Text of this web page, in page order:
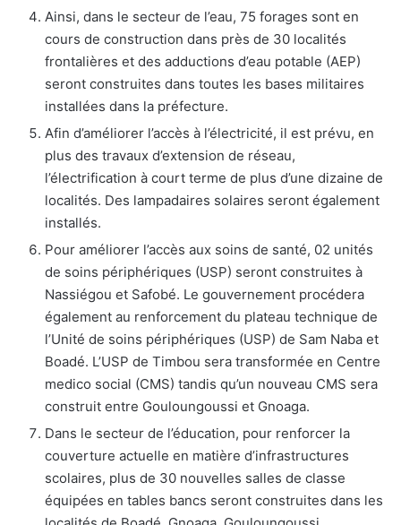
Ainsi, dans le secteur de l’eau, 75 forages sont en
cours de construction dans près de 30 localités
frontalières et des adductions d’eau potable (AEP)
seront construites dans toutes les bases militaires
installées dans la préfecture.
Afin d’améliorer l’accès à l’électricité, il est prévu, en
plus des travaux d’extension de réseau,
l’électrification à court terme de plus d’une dizaine de
localités. Des lampadaires solaires seront également
installés.
Pour améliorer l’accès aux soins de santé, 02 unités
de soins périphériques (USP) seront construites à
Nassiégou et Safobé. Le gouvernement procédera
également au renforcement du plateau technique de
l’Unité de soins périphériques (USP) de Sam Naba et
Boadé. L’USP de Timbou sera transformée en Centre
medico social (CMS) tandis qu’un nouveau CMS sera
construit entre Gouloungoussi et Gnoaga.
Dans le secteur de l’éducation, pour renforcer la
couverture actuelle en matière d’infrastructures
scolaires, plus de 30 nouvelles salles de classe
équipées en tables bancs seront construites dans les